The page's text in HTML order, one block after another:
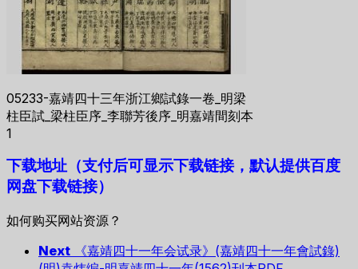
05233-嘉靖四十三年浙江鄉試錄一卷_明梁
柱臣試_梁柱臣序_李聯芳後序_明嘉靖間刻本
1
下载地址（支付后可显示下载链接，默认提供百度
网盘下载链接）
如何购买网站资源？
Next
《嘉靖四十一年会试录》(嘉靖四十一年會試錄)